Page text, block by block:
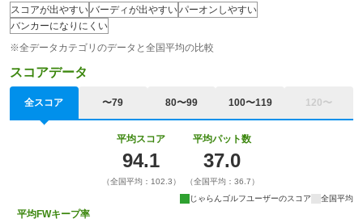
スコアが出やすいバーディが出やすいパーオンしやすい
バンカーになりにくい
※全データカテゴリのデータと全国平均の比較
スコアデータ
全スコア 〜79 80〜99 100〜119 120〜
平均スコア
94.1
（全国平均：102.3）
平均パット数
37.0
（全国平均：36.7）
じゃらんゴルフユーザーのスコア
全国平均
平均FWキープ率